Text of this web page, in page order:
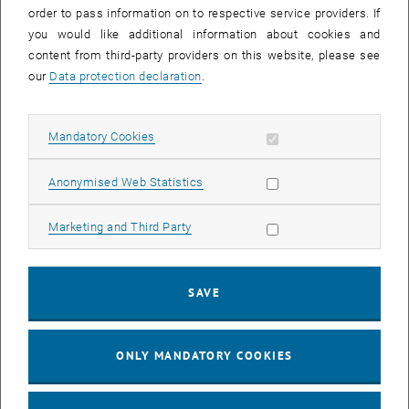
Kooperationen ermöglichen. Das Interdisciplinary Centre for Urban
Culture and Public Space (http://skuor.tuwien.ac.at) an der Fakultät
für Architektur und Raumplanung der TU Wien nimmt als innovativer
akademischer Partner an diesem EU Erasmus Projekt teil (Leitung
Lehrende aus Wien, London, Nikosia, Rom und Porto intensiv an der
zur Analyse der urbanen Form arbeiten und innovative neue Ansätze
Viderman). Erkenntnisse aus dem derzeit stattfindenden Workshop
in Porto sollen im Juni 2019 in Nikosia und im November 2019 in
angewandt werden. Bis dahin wird auch die digitale Plattform mit
diversen Lehrmaterialien zur Verfügung stehen und zur Anwendung
Das Projekt
order to pass information on to respective service providers. If
you would like additional information about cookies and
content from third-party providers on this website, please see
our Data protection declaration
Mandatory Cookies Allow mandatory cookies
Anonymised Web Statistics Allow statistic cookies
Marketing and Third Party Allow marketing cookies
SAVE
ONLY MANDATORY COOKIES